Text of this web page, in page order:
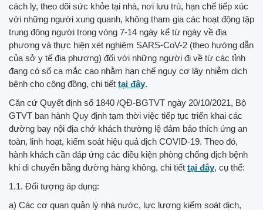
cách ly, theo dõi sức khỏe tại nhà, nơi lưu trú, hạn chế tiếp xúc
với những người xung quanh, không tham gia các hoạt động tập
trung đông người trong vòng 7-14 ngày kể từ ngày về địa
phương và thực hiện xét nghiệm SARS-CoV-2 (theo hướng dẫn
của sở y tế địa phương) đối với những người đi về từ các tỉnh
đang có số ca mắc cao nhằm hạn chế nguy cơ lây nhiễm dịch
bệnh cho cộng đồng, chi tiết tại đây.
Căn cứ Quyết định số 1840 /QĐ-BGTVT ngày 20/10/2021, Bộ
GTVT ban hành Quy định tạm thời việc tiếp tục triển khai các
đường bay nội địa chở khách thường lệ đảm bảo thích ứng an
toàn, linh hoạt, kiểm soát hiệu quả dịch COVID-19. Theo đó,
hành khách cần đáp ứng các điều kiện phòng chống dịch bệnh
khi di chuyển bằng đường hàng không, chi tiết tại đây, cụ thể:
1.1. Đối tượng áp dụng:
a) Các cơ quan quản lý nhà nước, lực lượng kiểm soát dịch,